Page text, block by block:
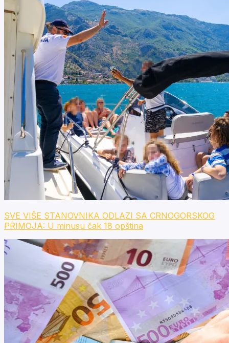
SVE VIŠE STANOVNIKA ODLAZI SA CRNOGORSKOG
PRIMOJA: U minusu čak 18 opština